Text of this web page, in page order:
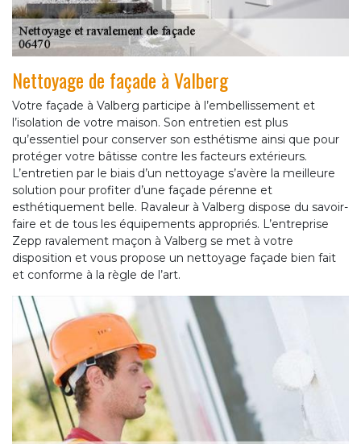
Nettoyage de façade à Valberg
Votre façade à Valberg participe à l’embellissement et
l’isolation de votre maison. Son entretien est plus
qu’essentiel pour conserver son esthétisme ainsi que pour
protéger votre bâtisse contre les facteurs extérieurs.
L’entretien par le biais d’un nettoyage s’avère la meilleure
solution pour profiter d’une façade pérenne et
esthétiquement belle. Ravaleur à Valberg dispose du savoir-
faire et de tous les équipements appropriés. L’entreprise
Zepp ravalement maçon à Valberg se met à votre
disposition et vous propose un nettoyage façade bien fait
et conforme à la règle de l’art.